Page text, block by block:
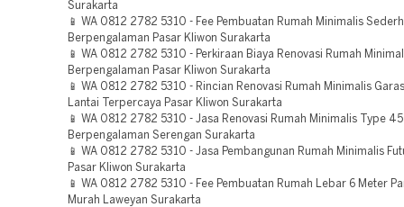
Surakarta
📱 WA 0812 2782 5310 - Fee Pembuatan Rumah Minimalis
Berpengalaman Pasar Kliwon Surakarta
📱 WA 0812 2782 5310 - Perkiraan Biaya Renovasi Rumah
Berpengalaman Pasar Kliwon Surakarta
📱 WA 0812 2782 5310 - Rincian Renovasi Rumah Minimalis
Lantai Terpercaya Pasar Kliwon Surakarta
📱 WA 0812 2782 5310 - Jasa Renovasi Rumah Minimalis Type 45
Berpengalaman Serengan Surakarta
📱 WA 0812 2782 5310 - Jasa Pembangunan Rumah Minimalis
Pasar Kliwon Surakarta
📱 WA 0812 2782 5310 - Fee Pembuatan Rumah Lebar 6 Meter
Murah Laweyan Surakarta